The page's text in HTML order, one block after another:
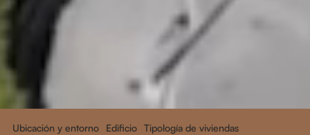
Ubicación y entorno Edificio
Tipología de viviendas